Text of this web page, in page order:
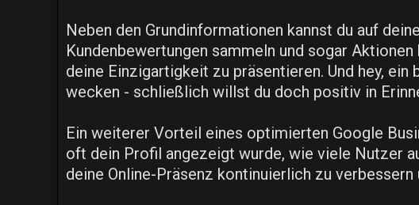
Neben den Grundinformationen kannst du auf
Kundenbewertungen sammeln und sogar
deine Einzigartigkeit zu präsentieren. Und hey,
wecken - schließlich willst du doch positiv in
Ein weiterer Vorteil eines optimierten Google
oft dein Profil angezeigt wurde, wie viele Nutzer
deine Online-Präsenz kontinuierlich zu